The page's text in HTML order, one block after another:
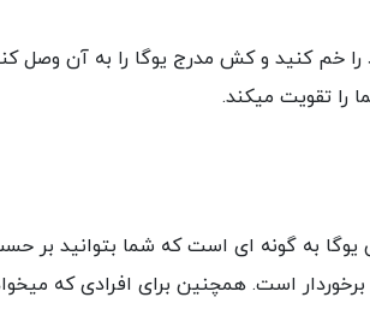
خم کنید و کش مدرج یوگا را به آن وصل
را تقویت میکند.
این کش یوگا به گونه ای است که شما
است. همچنین برای افرادی که